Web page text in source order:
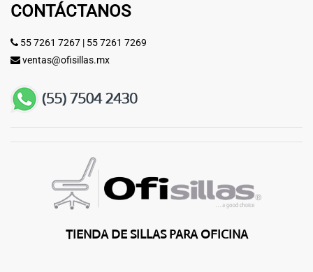
CONTÁCTANOS
55 7261 7267 | 55 7261 7269
ventas@ofisillas.mx
TIENDA DE SILLAS PARA OFICINA